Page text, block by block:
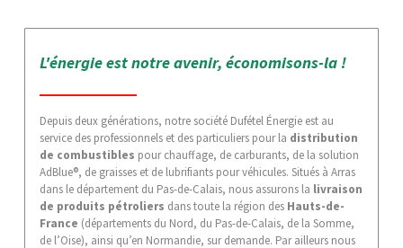
L'énergie est notre avenir, économisons-la !
Depuis deux générations, notre société Dufétel Énergie est au
service des professionnels et des particuliers pour la distribution
de combustibles pour chauffage, de carburants, de la solution
AdBlue®, de graisses et de lubrifiants pour véhicules. Situés à Arras
dans le département du Pas-de-Calais, nous assurons la livraison
de produits pétroliers dans toute la région des Hauts-de-
France (départements du Nord, du Pas-de-Calais, de la Somme,
de l’Oise), ainsi qu’en Normandie, sur demande. Par ailleurs nous